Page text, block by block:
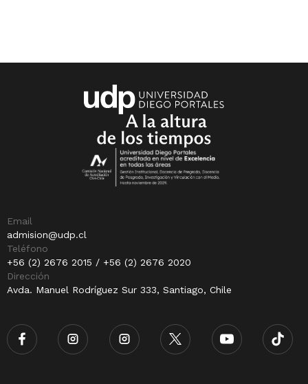
Email
admision@udp.cl
Teléfono
+56 (2) 2676 2015 / +56 (2) 2676 2020
Dirección
Avda. Manuel Rodríguez Sur 333, Santiago, Chile